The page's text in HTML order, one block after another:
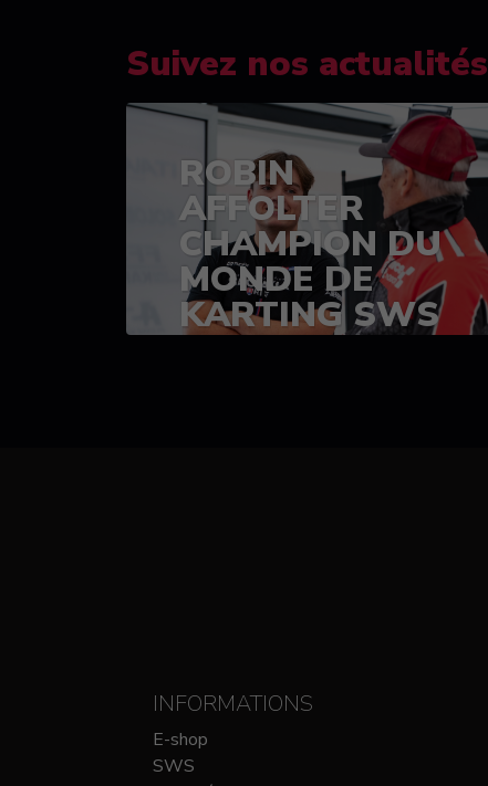
Suivez nos actualités
ROBIN
AFFOLTER
CHAMPION DU
MONDE DE
KARTING SWS
(SPRINT)
INFORMATIONS
E-shop
SWS